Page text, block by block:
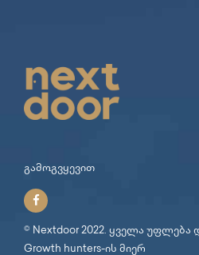
გამოგვყევით
© Nextdoor 2022. ყველა
Growth hunters-ის მიერ